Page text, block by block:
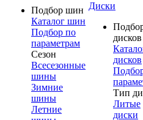
Подбор шин
Каталог шин
Подбор по
параметрам
Сезон
Всесезонные
шины
Зимние
шины
Летние
Диски
дисков
дисков
Тип
Литые
диски